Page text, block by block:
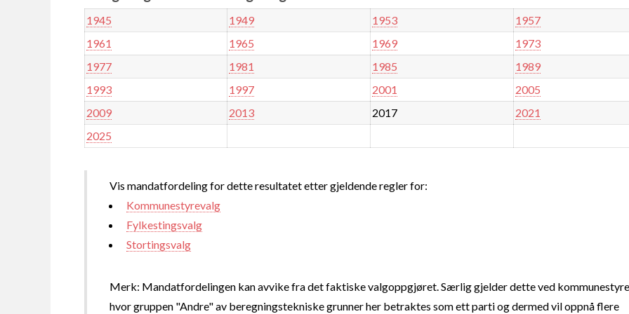
1945 1949 1953
1957
1961
1965 1969
1973
1977
1981 1985
1989
1993
1997 2001
2005
2009
2013 2017
2021
2025
Vis mandatfordeling for dette resultatet etter gjeldende regler for:
Kommunestyrevalg
Fylkestingsvalg
Stortingsvalg
Merk: Mandatfordelingen kan avvike fra det faktiske valgoppgjøret. Særlig gjelder dette ved
hvor gruppen "Andre" av beregningstekniske grunner her betraktes som ett parti og dermed vil oppnå flere